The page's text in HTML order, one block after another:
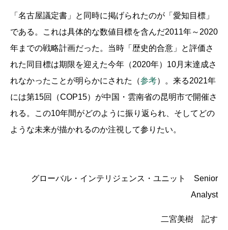
「名古屋議定書」と同時に掲げられたのが「愛知目標」
である。これは具体的な数値目標を含んだ2011年～2020
年までの戦略計画だった。当時「歴史的合意」と評価さ
れた同目標は期限を迎えた今年（2020年）10月末達成さ
れなかったことが明らかにされた（参考）。来る2021年
には第15回（COP15）が中国・雲南省の昆明市で開催さ
れる。この10年間がどのように振り返られ、そしてどの
ような未来が描かれるのか注視して参りたい。
グローバル・インテリジェンス・ユニット Senior
Analyst
二宮美樹 記す